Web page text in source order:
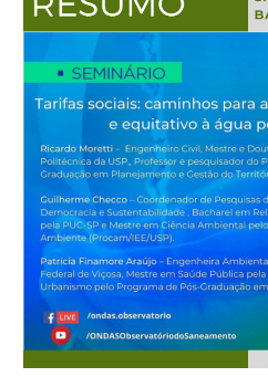
Públicas
Saneamento
Tarifas
Sociais